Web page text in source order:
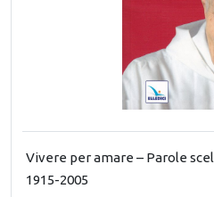
Vivere per amare – Parole
1915-2005